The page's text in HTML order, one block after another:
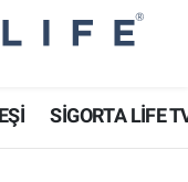
SİGORTA LİFE